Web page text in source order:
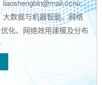
电子邮箱： liaoshengbin@mail.ccnu.edu.cn
大数据与机器智能、网络
化、网络效用建模及分布